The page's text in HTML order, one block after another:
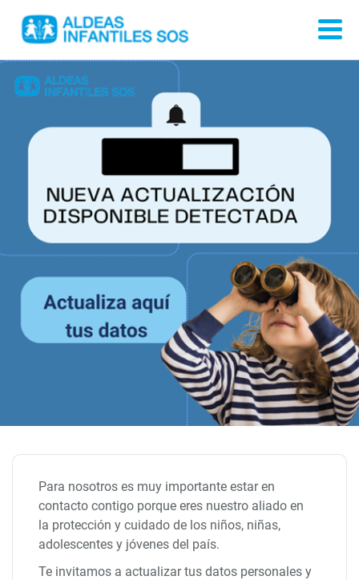
Para nosotros es muy importante estar en
contacto contigo porque eres nuestro aliado en
la protección y cuidado de los niños, niñas,
adolescentes y jóvenes del país.
Te invitamos a actualizar tus datos personales y